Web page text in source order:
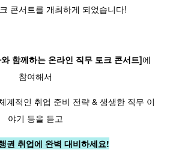
콘서트를 개최하게 되었습니다!
함께하는 온라인 직무 토크 콘서트]에
참여해서
계적인 취업 준비 전략 & 생생한 직무 이
야기 등을 듣고
권 취업에 완벽 대비하세요!